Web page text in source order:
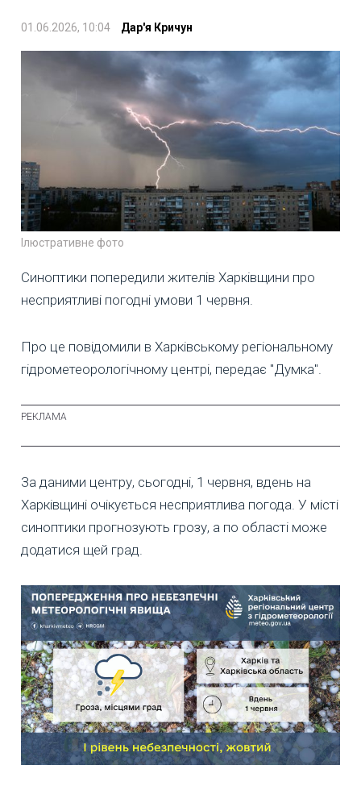
01.06.2026, 10:04 Дар'я Кричун
Ілюстративне фото
Синоптики попередили жителів Харківщини про
несприятливі погодні умови 1 червня.
Про це повідомили в Харківському регіональному
гідрометеорологічному центрі, передає "Думка".
За даними центру, сьогодні, 1 червня, вдень на
Харківщині очікується несприятлива погода. У місті
синоптики прогнозують грозу, а по області може
додатися щей град.